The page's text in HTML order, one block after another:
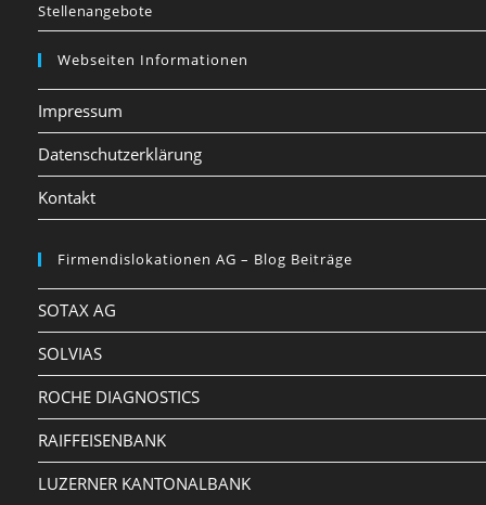
Stellenangebote
Webseiten Informationen
Impressum
Datenschutzerklärung
Kontakt
Firmendislokationen AG – Blog Beiträge
SOTAX AG
SOLVIAS
ROCHE DIAGNOSTICS
RAIFFEISENBANK
LUZERNER KANTONALBANK